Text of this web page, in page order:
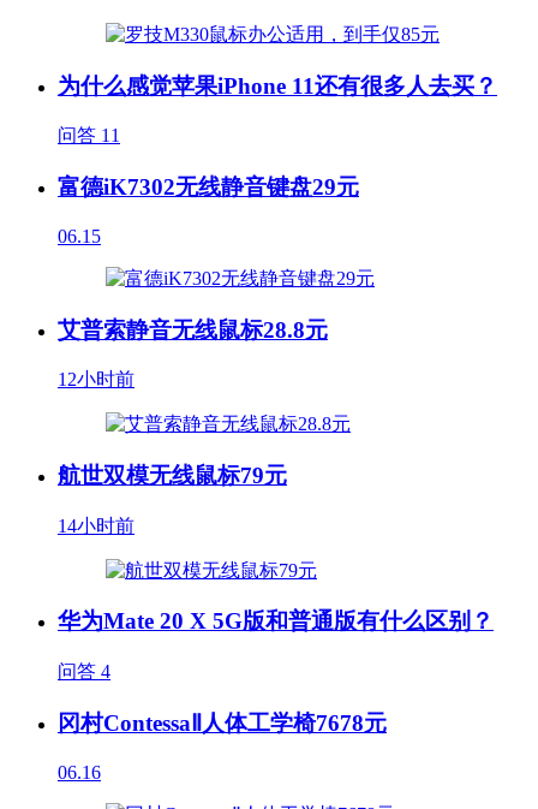
为什么感觉苹果iPhone 11还有很多人去买？
问答 11
富德iK7302无线静音键盘29元
06.15
艾普索静音无线鼠标28.8元
12小时前
航世双模无线鼠标79元
14小时前
华为Mate 20 X 5G版和普通版有什么区别？
问答 4
冈村ContessaⅡ人体工学椅7678元
06.16